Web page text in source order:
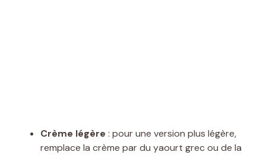
Crème légère : pour une version plus légère,
remplace la crème par du yaourt grec ou de la